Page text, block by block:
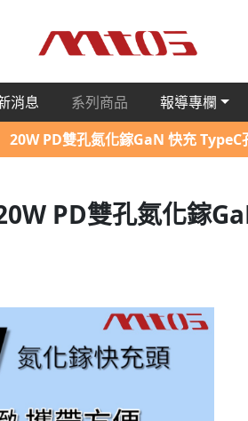
消息 系列商品 報導專欄
20W PD雙孔氮化鎵GaN 快充 TypeC
PD雙孔氮化鎵